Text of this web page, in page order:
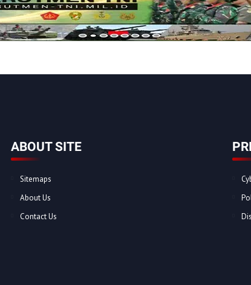
ABOUT SITE
Sitemaps
About Us
Contact Us